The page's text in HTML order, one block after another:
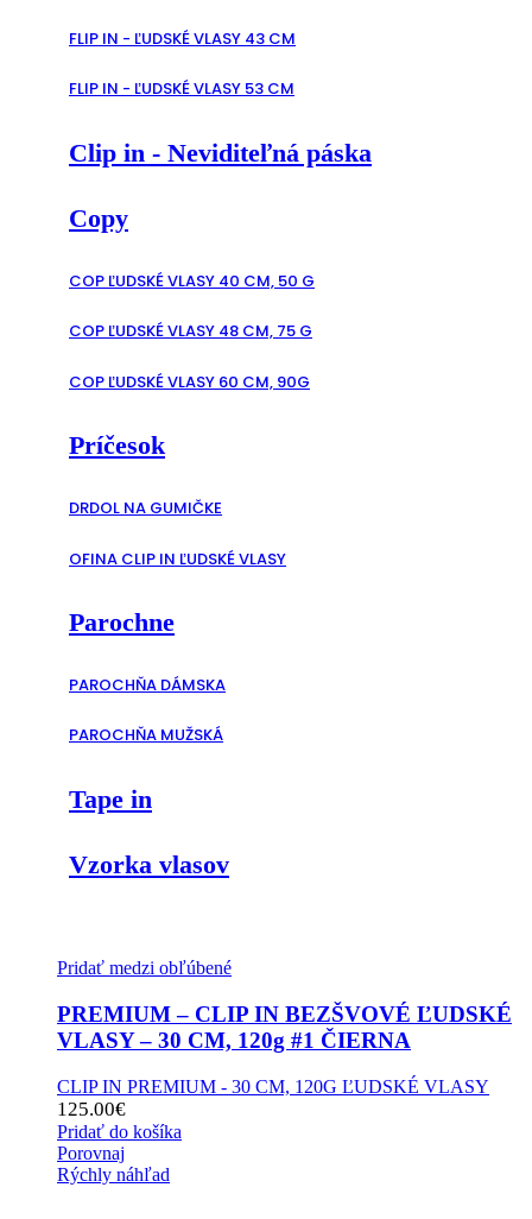
FLIP IN - ĽUDSKÉ VLASY 43 CM
FLIP IN - ĽUDSKÉ VLASY 53 CM
Clip in - Neviditeľná páska
Copy
COP ĽUDSKÉ VLASY 40 CM, 50 G
COP ĽUDSKÉ VLASY 48 CM, 75 G
COP ĽUDSKÉ VLASY 60 CM, 90G
Príčesok
DRDOL NA GUMIČKE
OFINA CLIP IN ĽUDSKÉ VLASY
Parochne
PAROCHŇA DÁMSKA
PAROCHŇA MUŽSKÁ
Tape in
Vzorka vlasov
Pridať medzi obľúbené
PREMIUM – CLIP IN BEZŠVOVÉ ĽUDSKÉ
VLASY – 30 CM, 120g #1 ČIERNA
CLIP IN PREMIUM - 30 CM, 120G ĽUDSKÉ VLASY
125.00€
Pridať do košíka
Porovnaj
Rýchly náhľad